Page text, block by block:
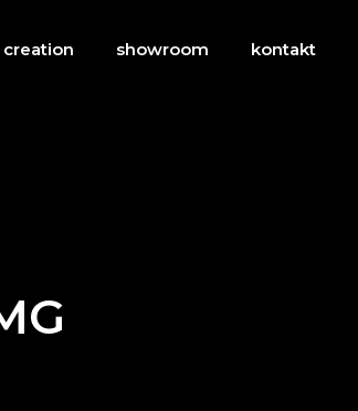
showroom kontakt